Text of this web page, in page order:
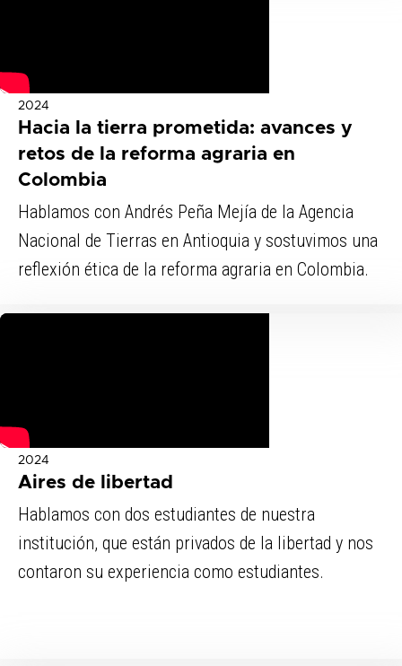
2024
Hacia la tierra prometida: avances y
retos de la reforma agraria en
Colombia
Hablamos con Andrés Peña Mejía de la Agencia
Nacional de Tierras en Antioquia y sostuvimos una
reflexión ética de la reforma agraria en Colombia.
2024
Aires de libertad
Hablamos con dos estudiantes de nuestra
institución, que están privados de la libertad y nos
contaron su experiencia como estudiantes.